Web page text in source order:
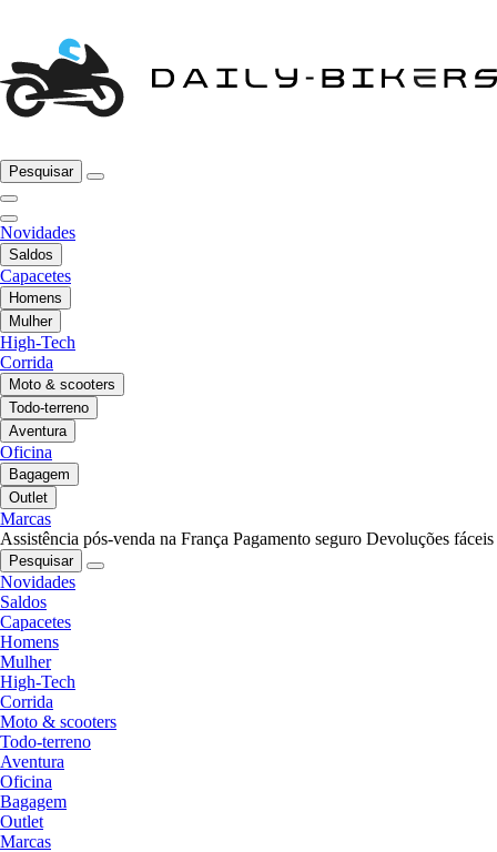
Pesquisar
Novidades
Saldos
Capacetes
Homens
Mulher
High-Tech
Corrida
Moto & scooters
Todo-terreno
Aventura
Oficina
Bagagem
Outlet
Marcas
Assistência pós-venda na França Pagamento seguro Devoluções fáceis
Pesquisar
Novidades
Saldos
Capacetes
Homens
Mulher
High-Tech
Corrida
Moto & scooters
Todo-terreno
Aventura
Oficina
Bagagem
Outlet
Marcas